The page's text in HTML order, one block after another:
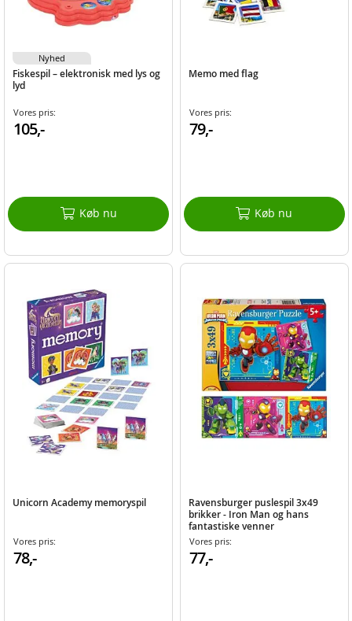
Fiskespil – elektronisk med lys og
lyd
Vores pris:
105,-
Køb nu
Nyhed
Memo med flag
Vores pris:
79,-
Køb nu
Unicorn Academy memoryspil
Vores pris:
78,-
Ravensburger puslespil 3x49
brikker - Iron Man og hans
fantastiske venner
Vores pris:
77,-